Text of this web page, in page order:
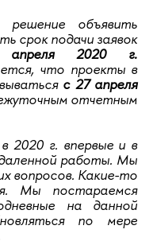
решение объявить
срок подачи заявок
2020 г.
что проекты в
с 27 апреля
отчетным
2020 г. впервые и в
работы. Мы
вопросов. Какие-то
Мы постараемся
на данной
по мере